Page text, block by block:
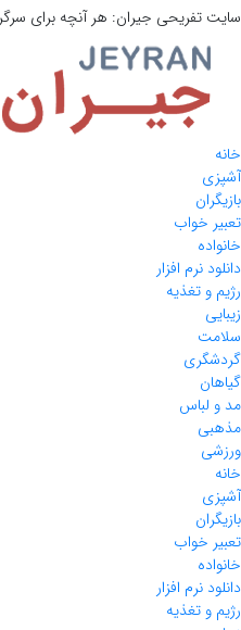
سایت تفریحی جیران: هر آنچه برای
خانه
آشپزی
بازیگران
تعبیر خواب
خانواده
دانلود نرم افزار
رژیم و تغذیه
زیبایی
سلامت
گردشگری
گیاهان
مد و لباس
مذهبی
ورزشی
خانه
آشپزی
بازیگران
تعبیر خواب
خانواده
دانلود نرم افزار
رژیم و تغذیه